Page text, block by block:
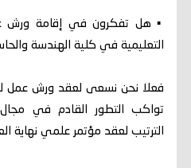
▪︎ هل تفكرون في إقامة ورش
التعليمية في كلية الهندسة
فعلا نحن نسعى لعقد ورش عمل
تواكب التطور القادم في
الترتيب لعقد مؤتمر علمي نهاية